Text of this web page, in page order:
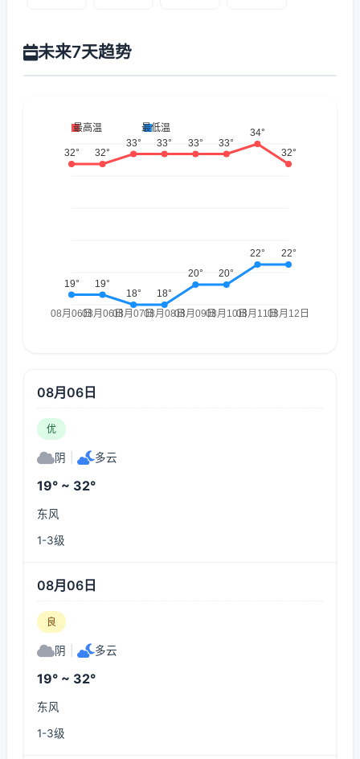
未来7天趋势
08月06日
优
阴 多云
19° ~ 32°
东风
1-3级
08月06日
良
阴 多云
19° ~ 32°
东风
1-3级